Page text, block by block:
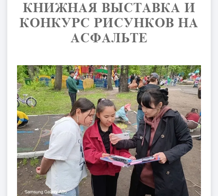
КНИЖНАЯ ВЫСТАВКА И
КОНКУРС РИСУНКОВ НА
АСФАЛЬТЕ